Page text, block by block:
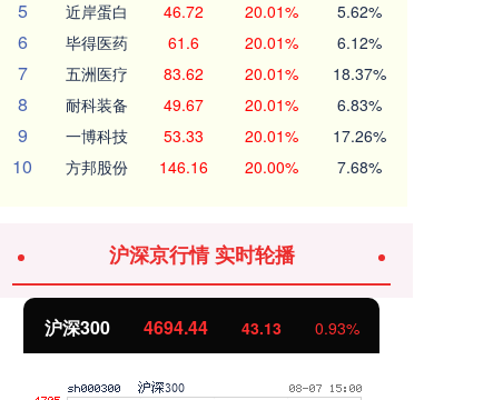
5 近岸蛋白 46.72 20.01% 5.62%
6 毕得医药 61.6 20.01% 6.12%
7 五洲医疗 83.62 20.01% 18.37%
8 耐科装备 49.67 20.01% 6.83%
9 一博科技 53.33 20.01% 17.26%
10 方邦股份 146.16 20.00% 7.68%
沪深京行情 实时轮播
沪深300 4694.44 43.13 0.93%